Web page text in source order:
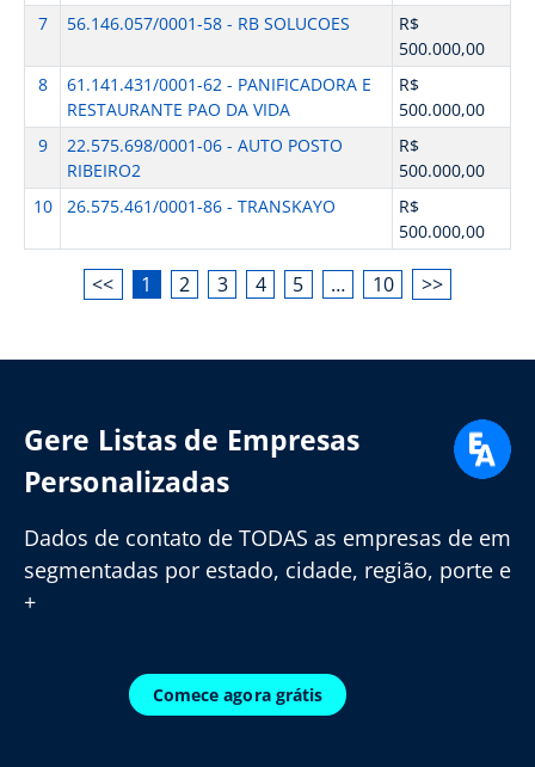
7
56.146.057/0001-58 - RB SOLUCOES
R$
500.000,00
8
61.141.431/0001-62 - PANIFICADORA E
RESTAURANTE PAO DA VIDA
R$
500.000,00
9
22.575.698/0001-06 - AUTO POSTO
RIBEIRO2
R$
500.000,00
10
26.575.461/0001-86 - TRANSKAYO
R$
500.000,00
<< 1 2 3 4 5 … 10 >>
Gere Listas de Empresas
Personalizadas
Dados de contato de TODAS as empresas de em
segmentadas por estado, cidade, região, porte e
+
Comece agora grátis